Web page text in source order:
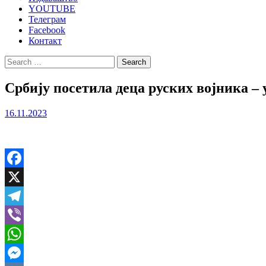
YOUTUBE
Телеграм
Facebook
Контакт
Search
for:
Србију посетила деца руских војника
16.11.2023
Facebook
X
Telegram
Viber
WhatsApp